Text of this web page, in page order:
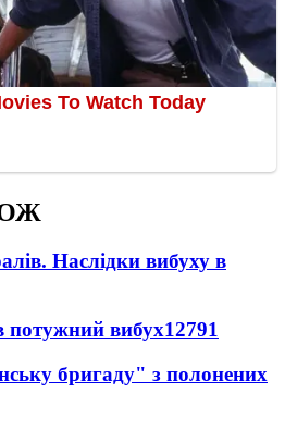
Наслідки вибуху в
потужний вибух12791
бригаду" з полонених